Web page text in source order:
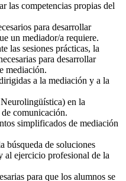
las competencias propias del
para desarrollar
un mediador/a requiere.
las sesiones prácticas, la
para desarrollar
mediación.
a la mediación y a la
en la
comunicación.
simplificados de mediación
búsqueda de soluciones
al ejercicio profesional de la
para que los alumnos se